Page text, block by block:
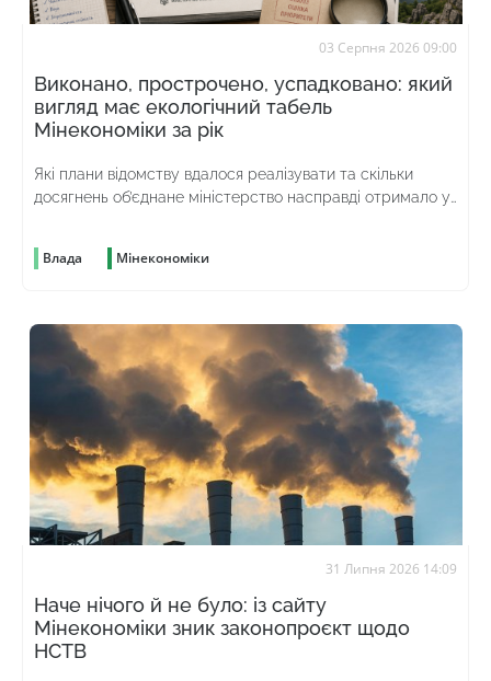
03 Серпня 2026 09:00
Виконано, прострочено, успадковано: який
вигляд має екологічний табель
Мінекономіки за рік
Які плани відомству вдалося реалізувати та скільки
досягнень об’єднане міністерство насправді отримало у
Влада Мінекономіки
31 Липня 2026 14:09
Наче нічого й не було: із сайту
Мінекономіки зник законопроєкт щодо
НСТВ